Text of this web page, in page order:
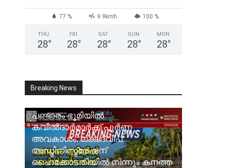
77 % 9.9kmh 100 %
THU
28°
FRI
28°
SAT
28°
SUN
28°
MON
28°
Breaking News
പണ്ടാരം ഭൂമിയിൽ
കവിൽദാർമാർക്ക് പൂർണ്ണ
അവകാശം: ലക്ഷദ്വീപ്
അഡ്മിനിസ്ട്രേഷന്
ഹൈക്കോടതിയിൽ നിന്നും കനത്ത